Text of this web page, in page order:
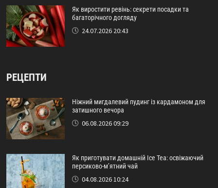
Як виростити ревінь: секрети посадки та
багаторічного догляду
24.07.2026 20:43
РЕЦЕПТИ
Ніжний мигдалевий пудинг із кардамоном для
затишного вечора
06.08.2026 09:29
Як приготувати домашній Ice Tea: освіжаючий
персиково-м’ятний чай
04.08.2026 10:24